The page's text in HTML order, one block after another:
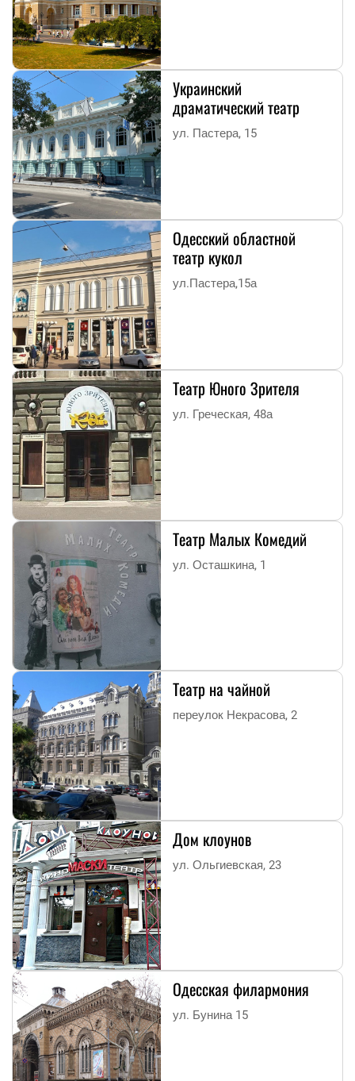
Украинский
драматический театр
ул. Пастера, 15
Одесский областной
театр кукол
ул.Пастера,15а
Театр Юного Зрителя
ул. Греческая, 48а
Театр Малых Комедий
ул. Осташкина, 1
Театр на чайной
переулок Некрасова, 2
Дом клоунов
ул. Ольгиевская, 23
Одесская филармония
ул. Бунина 15